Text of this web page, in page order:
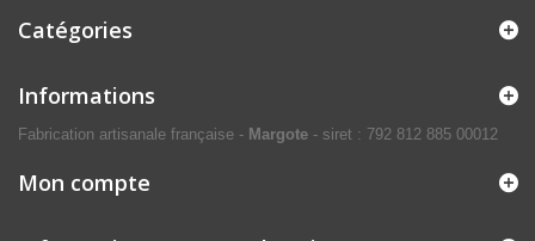
Catégories
Informations
Fabrication artisanale française - Margote - siret : 792 812 885 00012
Mon compte